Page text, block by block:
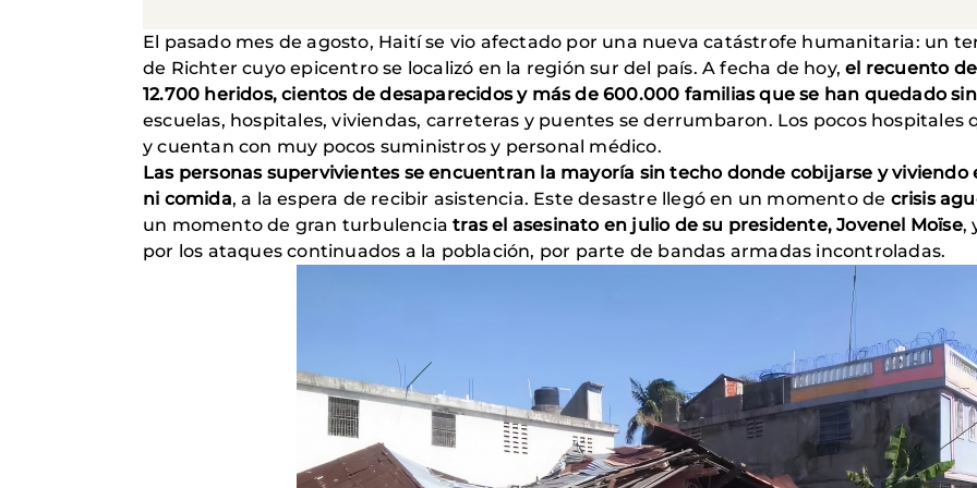
El pasado mes de agosto, Haití se vio afectado por una nueva catástrofe humanitaria: un
de Richter cuyo epicentro se localizó en la región sur del país. A fecha de hoy,el recuento
12.700 heridos, cientos de desaparecidos y más de 600.000 familias que se han quedado
escuelas, hospitales, viviendas, carreteras y puentes se derrumbaron. Los pocos
y cuentan con muy pocos suministros y personal médico.
Las personas supervivientes se encuentran la mayoría sin techo donde cobijarse y
ni comida, a la espera de recibir asistencia. Este desastre llegó en un momento de crisis
un momento de gran turbulenciatras el asesinato en julio de su presidente, Jovenel Moïse,
por los ataques continuados a la población, por parte de bandas armadas incontroladas.